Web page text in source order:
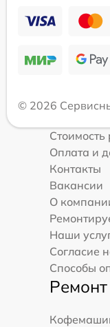
© 2026
Стоимость
Оплата и
Контакты
Вакансии
О
Наши
Согласие
Способы
Ремонт